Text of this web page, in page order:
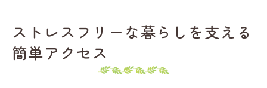
ストレスフリーな暮らしを支える
簡単アクセス